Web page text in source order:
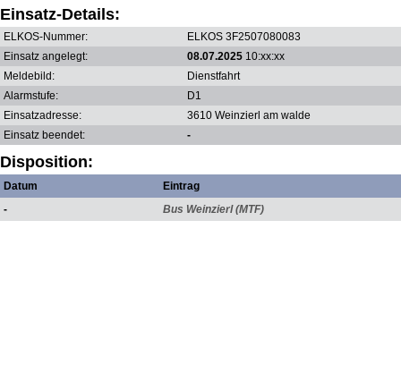
Einsatz-Details:
ELKOS-Nummer:
ELKOS 3F2507080083
Einsatz angelegt:
08.07.2025 10:xx:xx
Meldebild:
Dienstfahrt
Alarmstufe:
D1
Einsatzadresse:
3610 Weinzierl am walde
Einsatz beendet:
-
Disposition:
Datum
Eintrag
-
Bus Weinzierl (MTF)